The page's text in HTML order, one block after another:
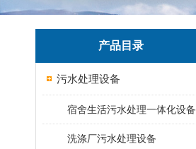
产品目录
污水处理设备
宿舍生活污水处理一体化设备
洗涤厂污水处理设备